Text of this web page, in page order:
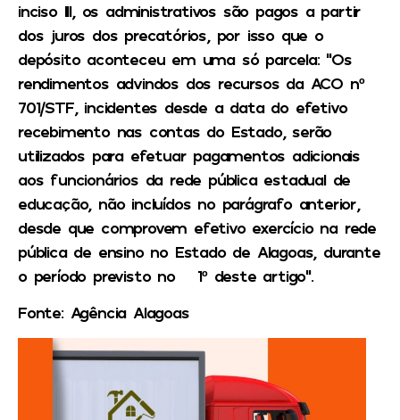
inciso III, os administrativos são pagos a partir
dos juros dos precatórios, por isso que o
depósito aconteceu em uma só parcela: “Os
rendimentos advindos dos recursos da ACO nº
701/STF, incidentes desde a data do efetivo
recebimento nas contas do Estado, serão
utilizados para efetuar pagamentos adicionais
aos funcionários da rede pública estadual de
educação, não incluídos no parágrafo anterior,
desde que comprovem efetivo exercício na rede
pública de ensino no Estado de Alagoas, durante
o período previsto no § 1º deste artigo”.
Fonte: Agência Alagoas